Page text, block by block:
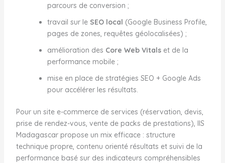
parcours de conversion ;
travail sur le SEO local (Google Business Profile,
pages de zones, requêtes géolocalisées) ;
amélioration des Core Web Vitalset de la
performance mobile ;
mise en place de stratégies SEO + Google Ads
pour accélérer les résultats.
Pour un site e-commerce de services (réservation, devis,
prise de rendez-vous, vente de packs de prestations), IIS
Madagascar propose un mix efficace : structure
technique propre, contenu orienté résultats et suivi de la
performance basé sur des indicateurs compréhensibles